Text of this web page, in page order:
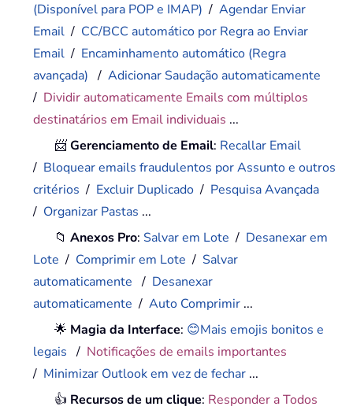
(Disponível para POP e IMAP) /Agendar Enviar
Email / CC/BCC automático por Regra ao Enviar
Email / Encaminhamento automático (Regra
avançada) /Adicionar Saudação automaticamente
/ Dividir automaticamente Emails com múltiplos
destinatários em Email individuais ...
📨Gerenciamento de Email: Recallar Email
/ Bloquear emails fraudulentos por Assunto e outros
critérios / Excluir Duplicado / Pesquisa Avançada
/ Organizar Pastas ...
📁Anexos Pro: Salvar em Lote / Desanexar em
Lote / Comprimir em Lote / Salvar
automaticamente / Desanexar
automaticamente /Auto Comprimir ...
🌟 Magia da Interface: 😊Mais emojis bonitos e
legais / Notificações de emails importantes
/ Minimizar Outlook em vez de fechar ...
👍 Recursos de um clique: Responder a Todos